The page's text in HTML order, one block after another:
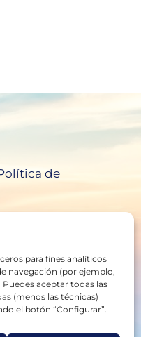
para fines analíticos
navegación (por ejemplo,
aceptar todas las
(menos las técnicas)
el botón “Configurar”.
de